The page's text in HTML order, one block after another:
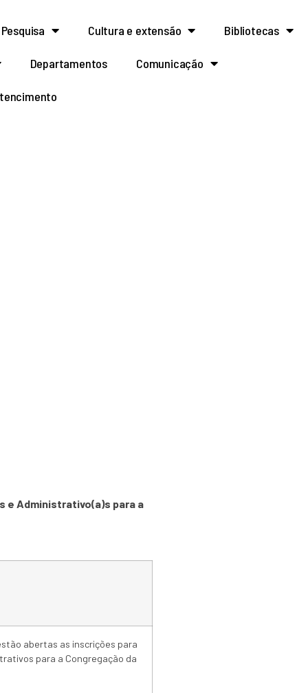
Pesquisa Cultura e extensão Bibliotecas
Departamentos Comunicação
e Administrativo(a)s para a
abertas as inscrições para
para a Congregação da